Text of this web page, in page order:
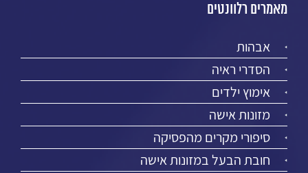
מאמרים רלוונטים
אבהות
הסדרי ראיה
אימוץ ילדים
מזונות אישה
סיפורי מקרים מהפסיקה
חובת הבעל במזונות אישה